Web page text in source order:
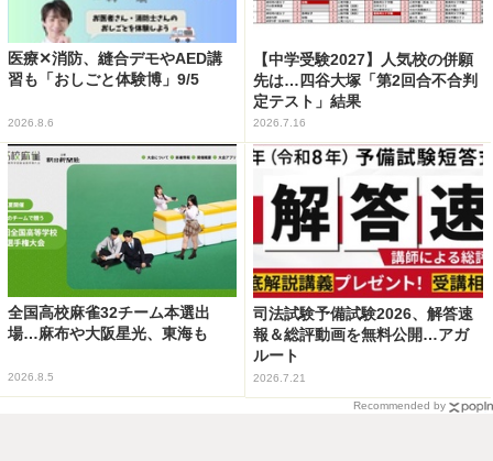
医療✕消防、縫合デモやAED講
習も「おしごと体験博」9/5
2026.8.6
【中学受験2027】人気校の併願
先は…四谷大塚「第2回合不合判
定テスト」結果
2026.7.16
全国高校麻雀32チーム本選出
場…麻布や大阪星光、東海も
2026.8.5
司法試験予備試験2026、解答速
報＆総評動画を無料公開…アガ
ルート
2026.7.21
Recommended by